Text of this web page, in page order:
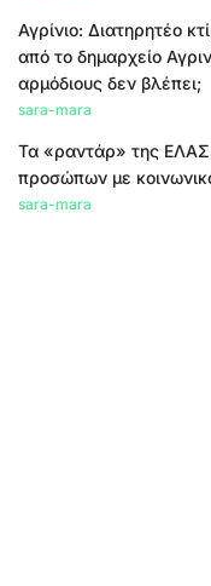
Αγρίνιο: Διατηρητέο
από το δημαρχείο
αρμόδιους δεν βλέπει;
sara-mara
Τα «ραντάρ» της ΕΛΑΣ
προσώπων με
sara-mara